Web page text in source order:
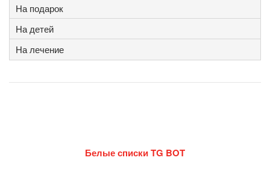
На подарок
На детей
На лечение
Белые списки TG BOT